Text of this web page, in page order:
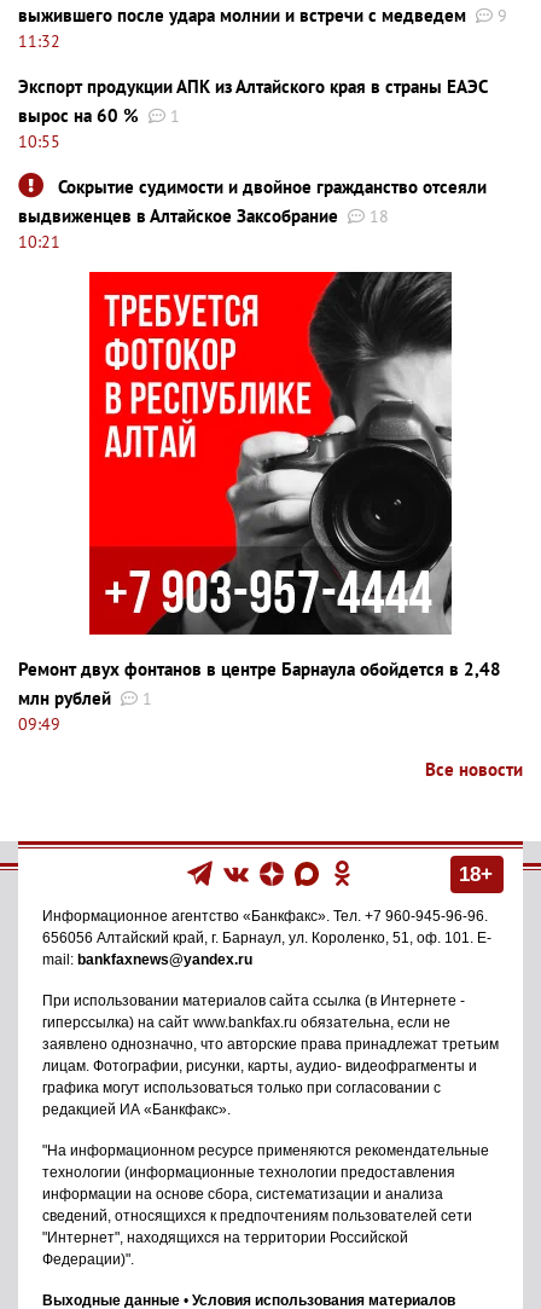
выжившего после удара молнии и встречи с медведем
9
11:32
Экспорт продукции АПК из Алтайского края в страны ЕАЭС
вырос на 60 %
1
10:55
Сокрытие судимости и двойное гражданство отсеяли
выдвиженцев в Алтайское Заксобрание
18
10:21
Ремонт двух фонтанов в центре Барнаула обойдется в 2,48
млн рублей
1
09:49
Все новости
18+
Информационное агентство «Банкфакс». Тел. +7 960-945-96-96.
656056 Алтайский край, г. Барнаул, ул. Короленко, 51, оф. 101. E-
mail: bankfaxnews@yandex.ru
При использовании материалов сайта ссылка (в Интернете -
гиперссылка) на сайт www.bankfax.ru обязательна, если не
заявлено однозначно, что авторские права принадлежат третьим
лицам. Фотографии, рисунки, карты, аудио- видеофрагменты и
графика могут использоваться только при согласовании с
редакцией ИА «Банкфакс».
"На информационном ресурсе применяются рекомендательные
технологии (информационные технологии предоставления
информации на основе сбора, систематизации и анализа
сведений, относящихся к предпочтениям пользователей сети
"Интернет", находящихся на территории Российской
Федерации)".
Выходные данные • Условия использования материалов